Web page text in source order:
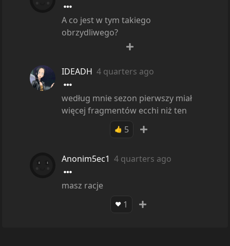
A co jest w tym takiego
obrzydliwego?
IDEADH 4 quarters ago
według mnie sezon pierwszy miał
więcej fragmentów ecchi niż ten
👍 5
Anonim5ec1 4 quarters ago
masz racje
❤️ 1